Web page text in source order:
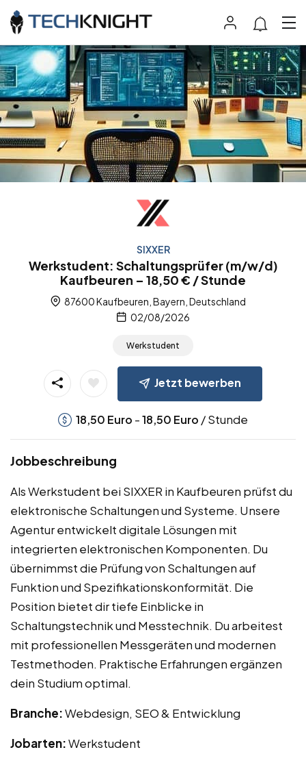
SIXXER
Werkstudent: Schaltungsprüfer (m/w/d)
Kaufbeuren – 18,50 € / Stunde
87600 Kaufbeuren, Bayern, Deutschland
02/08/2026
Werkstudent
Jetzt bewerben
18,50 Euro -18,50 Euro / Stunde
Jobbeschreibung
Als Werkstudent bei SIXXER in Kaufbeuren prüfst du
elektronische Schaltungen und Systeme. Unsere
Agentur entwickelt digitale Lösungen mit
integrierten elektronischen Komponenten. Du
übernimmst die Prüfung von Schaltungen auf
Funktion und Spezifikationskonformität. Die
Position bietet dir tiefe Einblicke in
Schaltungstechnik und Messtechnik. Du arbeitest
mit professionellen Messgeräten und modernen
Testmethoden. Praktische Erfahrungen ergänzen
dein Studium optimal.
Branche:Webdesign, SEO & Entwicklung
Jobarten:Werkstudent